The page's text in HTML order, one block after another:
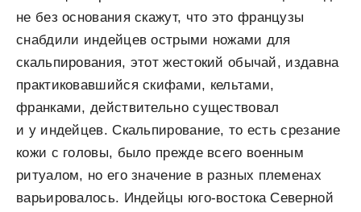
не без основания скажут, что это французы
снабдили индейцев острыми ножами для
скальпирования, этот жестокий обычай, издавна
практиковавшийся скифами, кельтами,
франками, действительно существовал
и у индейцев. Скальпирование, то есть срезание
кожи с головы, было прежде всего военным
ритуалом, но его значение в разных племенах
варьировалось. Индейцы юго-востока Северной